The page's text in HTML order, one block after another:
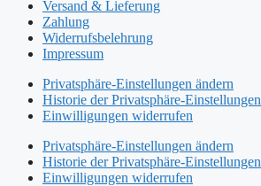
Versand & Lieferung
Zahlung
Widerrufsbelehrung
Impressum
Privatsphäre-Einstellungen ändern
Historie der Privatsphäre-Einstellungen
Einwilligungen widerrufen
Privatsphäre-Einstellungen ändern
Historie der Privatsphäre-Einstellungen
Einwilligungen widerrufen